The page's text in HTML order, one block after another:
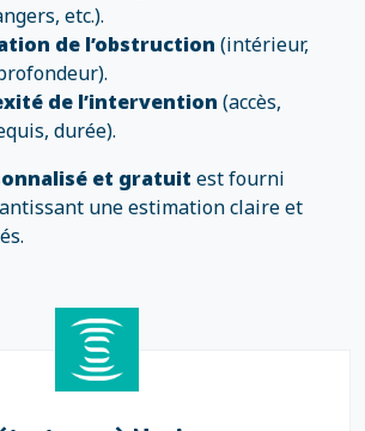
etc.).
de l’obstruction (intérieur,
de l’intervention (accès,
durée).
et gratuit est fourni
une estimation claire et